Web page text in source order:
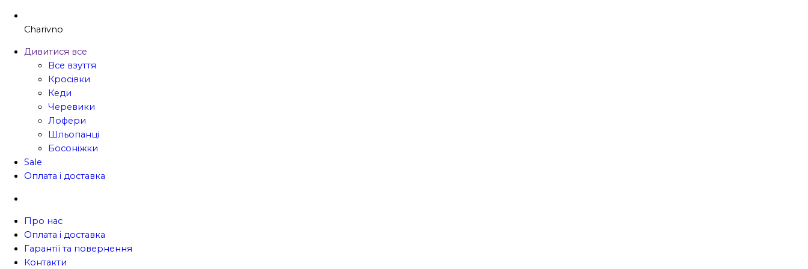
Charivno
Дивитися все
Все взуття
Кросівки
Кеди
Черевики
Лофери
Шльопанці
Босоніжки
Sale
Оплата і доставка
Про нас
Оплата і доставка
Гарантії та повернення
Контакти